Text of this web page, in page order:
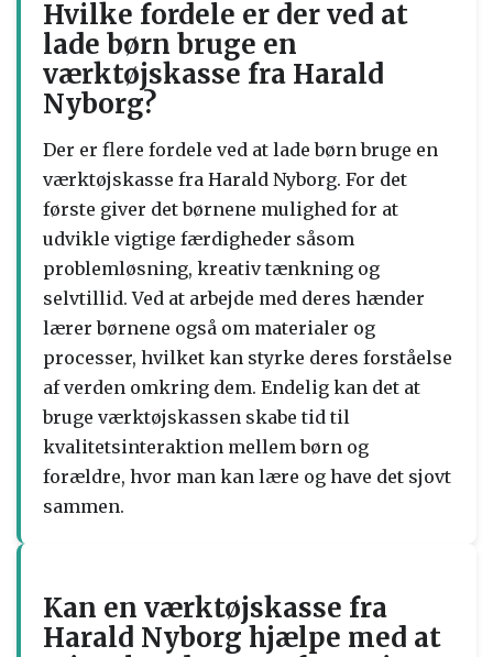
Hvilke fordele er der ved at
lade børn bruge en
værktøjskasse fra Harald
Nyborg?
Der er flere fordele ved at lade børn bruge en
værktøjskasse fra Harald Nyborg. For det
første giver det børnene mulighed for at
udvikle vigtige færdigheder såsom
problemløsning, kreativ tænkning og
selvtillid. Ved at arbejde med deres hænder
lærer børnene også om materialer og
processer, hvilket kan styrke deres forståelse
af verden omkring dem. Endelig kan det at
bruge værktøjskassen skabe tid til
kvalitetsinteraktion mellem børn og
forældre, hvor man kan lære og have det sjovt
sammen.
Kan en værktøjskasse fra
Harald Nyborg hjælpe med at